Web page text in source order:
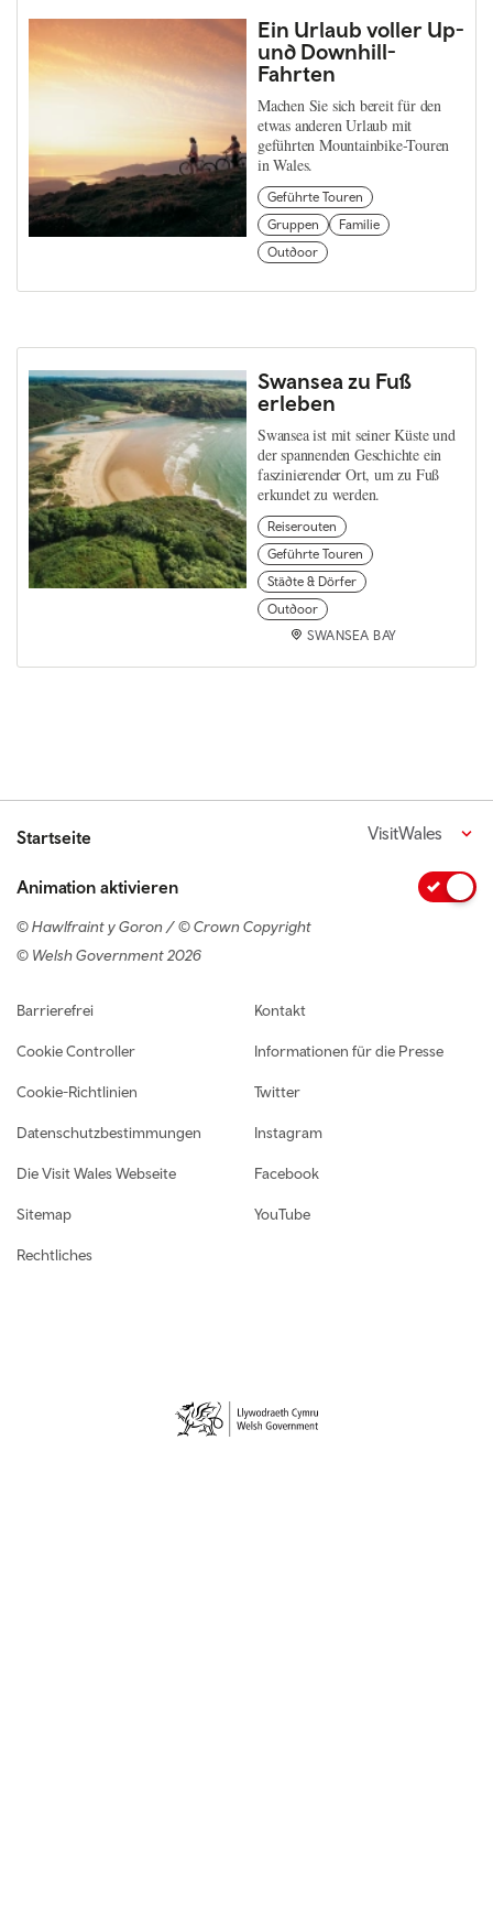
Ein Urlaub voller Up-
und Downhill-
Fahrten
Machen Sie sich bereit für den
etwas anderen Urlaub mit
geführten Mountainbike-Touren
in Wales.
Geführte Touren
Gruppen
Familie
Outdoor
Swansea zu Fuß
erleben
Swansea ist mit seiner Küste und
der spannenden Geschichte ein
faszinierender Ort, um zu Fuß
erkundet zu werden.
Reiserouten
Geführte Touren
Städte & Dörfer
Outdoor
SWANSEA BAY
Startseite VisitWales
Animation aktivieren
© Hawlfraint y Goron / © Crown Copyright
© Welsh Government 2026
Footer navigation
Barrierefrei
Cookie Controller
Cookie-Richtlinien
Datenschutzbestimmungen
Die Visit Wales Webseite
Sitemap
Rechtliches
Kontakt
Informationen für die Presse
Twitter
Instagram
Facebook
YouTube